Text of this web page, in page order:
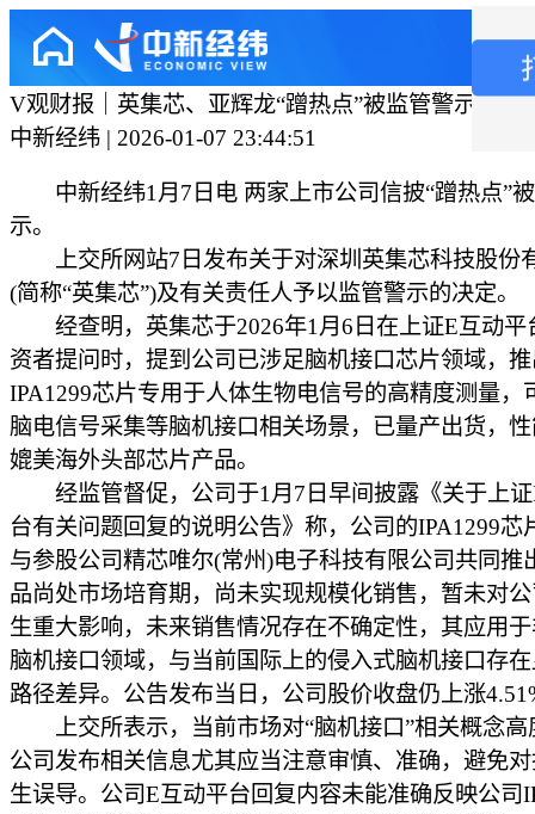
V观财报｜英集芯、亚辉龙“蹭热点”被监管警示
中新经纬 | 2026-01-07 23:44:51
中新经纬1月7日电 两家上市公司信披“蹭热点”
示。
上交所网站7日发布关于对深圳英集芯科技股份
(简称“英集芯”)及有关责任人予以监管警示的决定。
经查明，英集芯于2026年1月6日在上证E互动平
资者提问时，提到公司已涉足脑机接口芯片领域，
IPA1299芯片专用于人体生物电信号的高精度测量，
脑电信号采集等脑机接口相关场景，已量产出货，
媲美海外头部芯片产品。
经监管督促，公司于1月7日早间披露《关于上证
台有关问题回复的说明公告》称，公司的IPA1299芯
与参股公司精芯唯尔(常州)电子科技有限公司共同推
品尚处市场培育期，尚未实现规模化销售，暂未对
生重大影响，未来销售情况存在不确定性，其应用
脑机接口领域，与当前国际上的侵入式脑机接口存
路径差异。公告发布当日，公司股价收盘仍上涨
上交所表示，当前市场对“脑机接口”相关概念高
公司发布相关信息尤其应当注意审慎、准确，避免
生误导。公司E互动平台回复内容未能准确反映公司